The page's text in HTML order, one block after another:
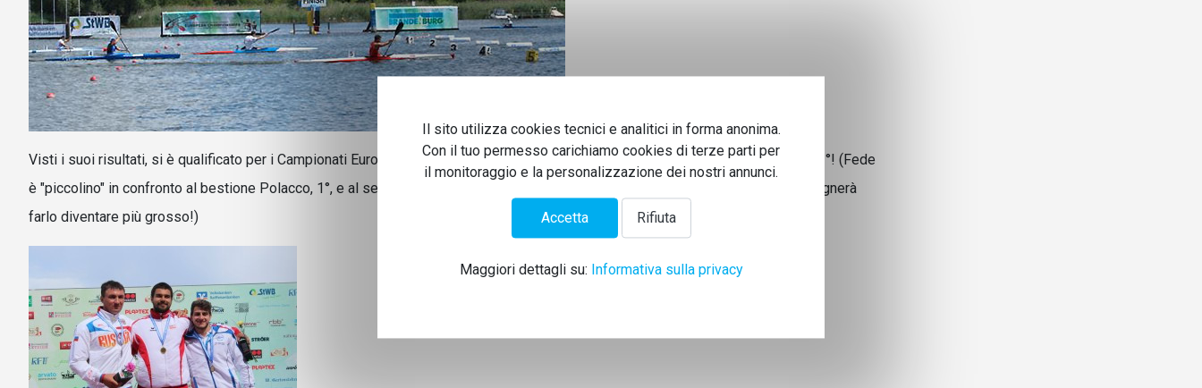
Visti i suoi risultati, si è qualificato per i Campionati Europei di Paracanoa Velocità k1 200 m. TA a Brandeburgo, dove è arrivato 3°! (Fede
è "piccolino" in confronto al bestione Polacco, 1°, e al sergente dell'Armata Rossa, 2°, entrambi sul podio anche ai mondiali: bisognerà
farlo diventare più grosso!)
Il sito utilizza cookies tecnici e analitici in forma anonima.
Con il tuo permesso carichiamo cookies di terze parti per
il monitoraggio e la personalizzazione dei nostri annunci.
Accetta Rifiuta
Maggiori dettagli su: Informativa sulla privacy